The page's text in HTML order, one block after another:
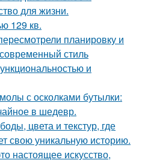
для жизни.
129 кв.
планировку и
стиль
и
с осколками бутылки:
в шедевр.
цвета и текстур, где
свою уникальную историю.
настоящее искусство,